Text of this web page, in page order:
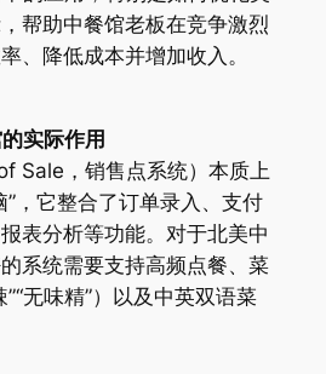
帮助中餐馆老板在竞争激烈
、降低成本并增加收入。
实际作用
Sale，销售点系统）本质上
”，它整合了订单录入、支付
表分析等功能。对于北美中
系统需要支持高频点餐、菜
无味精”）以及中英双语菜